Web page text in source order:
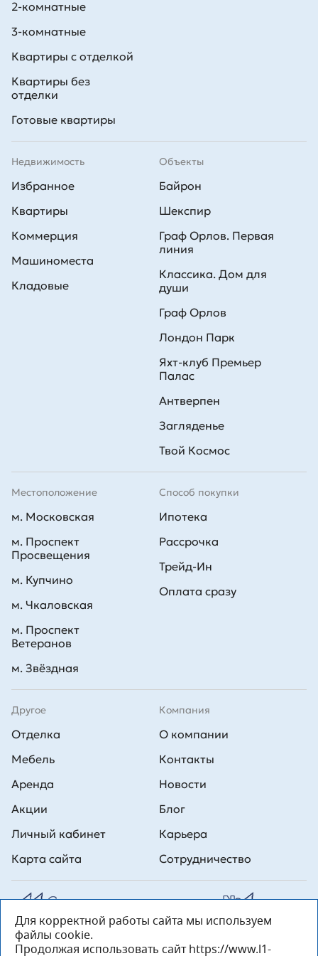
2-комнатные
3-комнатные
Квартиры с отделкой
Квартиры без
отделки
Готовые квартиры
Недвижимость
Избранное
Квартиры
Коммерция
Машиноместа
Кладовые
Способ покупки
Ипотека
Рассрочка
Трейд-Ин
Оплата сразу
Объекты
Байрон
Шекспир
Граф Орлов. Первая
линия
Классика. Дом для
души
Граф Орлов
Лондон Парк
Яхт-клуб Премьер
Палас
Антверпен
Загляденье
Твой Космос
Другое
Отделка
Мебель
Аренда
Акции
Личный кабинет
Карта сайта
Компания
О компании
Контакты
Новости
Блог
Карьера
Сотрудничество
Местоположение
м. Московская
м. Проспект
Просвещения
м. Купчино
м. Чкаловская
м. Проспект
Ветеранов
м. Звёздная
Все права на публикуемые на сайте материалы принадлежат
ООО Л1 Строительная комания №1. Любая информация,
представленная на данном сайте, носит исключительно
Для корректной работы сайта мы используем
файлы cookie.
Продолжая использовать сайт https://www.l1-